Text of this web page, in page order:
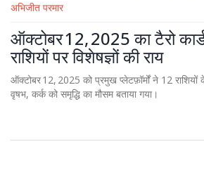
अभिजीत परमार
ऑक्टोबर 12, 2025 का टैरो
राशियों पर विशेषज्ञों की राय
ऑक्टोबर 12, 2025 को प्रमुख प्लेटफ़ॉर्मों ने 12 राशियों
वृषभ, कर्क को समृद्धि का मौसम बताया गया।